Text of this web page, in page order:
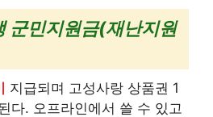
군민지원금(재난지원
지급되며 고성사랑 상품권 1
다. 오프라인에서 쓸 수 있고